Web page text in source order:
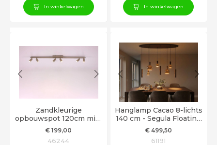
In winkelwagen In winkelwagen
Zandkleurige
opbouwspot 120cm mini
gu10 verstelbare
lichtpunten
€ 199,00
46244
Hanglamp Cacao 8-lichts
140 cm - Segula Floating
LED -GU10 spots
€ 499,50
61191